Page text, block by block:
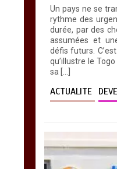
Un pays ne se
rythme des
durée, par des
assumées et
défis futurs.
qu’illustre le
sa […]
ACTUALITE